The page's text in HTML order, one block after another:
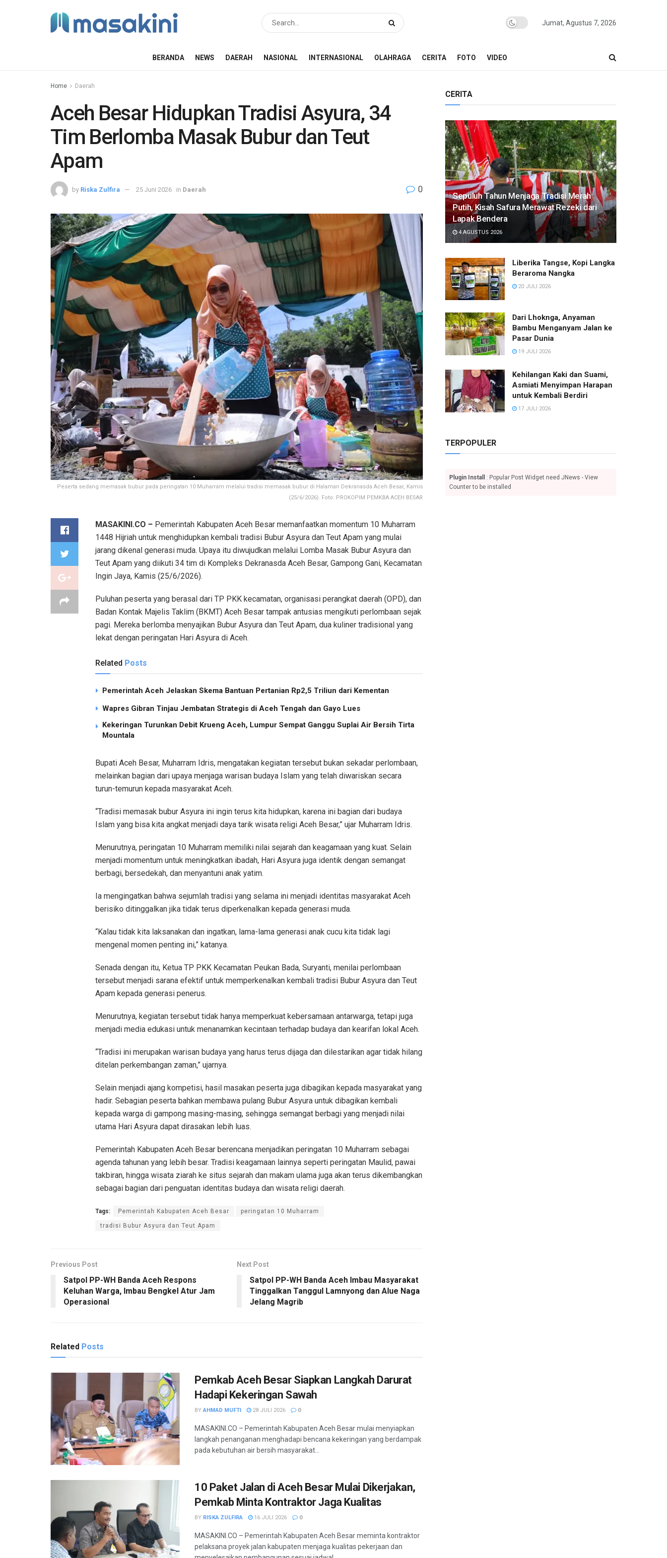
Jumat, Agustus 7, 2026
BERANDA NEWS DAERAH NASIONAL INTERNASIONAL OLAHRAGA CERITA FOTO VIDEO
Home Daerah
Aceh Besar Hidupkan Tradisi Asyura, 34
Tim Berlomba Masak Bubur dan Teut
Apam
by Riska Zulfira 25 Juni 2026 in Daerah 0
Peserta sedang memasak bubur pada peringatan 10 Muharram melalui tradisi memasak bubur di Halaman Dekranasda Aceh Besar, Kamis
(25/6/2026). Foto: PROKOPIM PEMKBA ACEH BESAR
MASAKINI.CO – Pemerintah Kabupaten Aceh Besar memanfaatkan momentum 10 Muharram
1448 Hijriah untuk menghidupkan kembali tradisi Bubur Asyura dan Teut Apam yang mulai
jarang dikenal generasi muda. Upaya itu diwujudkan melalui Lomba Masak Bubur Asyura dan
Teut Apam yang diikuti 34 tim di Kompleks Dekranasda Aceh Besar, Gampong Gani, Kecamatan
Ingin Jaya, Kamis (25/6/2026).
Puluhan peserta yang berasal dari TP PKK kecamatan, organisasi perangkat daerah (OPD), dan
Badan Kontak Majelis Taklim (BKMT) Aceh Besar tampak antusias mengikuti perlombaan sejak
pagi. Mereka berlomba menyajikan Bubur Asyura dan Teut Apam, dua kuliner tradisional yang
lekat dengan peringatan Hari Asyura di Aceh.
Related Posts
Pemerintah Aceh Jelaskan Skema Bantuan Pertanian Rp2,5 Triliun dari Kementan
Wapres Gibran Tinjau Jembatan Strategis di Aceh Tengah dan Gayo Lues
Kekeringan Turunkan Debit Krueng Aceh, Lumpur Sempat Ganggu Suplai Air Bersih Tirta
Mountala
Bupati Aceh Besar, Muharram Idris, mengatakan kegiatan tersebut bukan sekadar perlombaan,
melainkan bagian dari upaya menjaga warisan budaya Islam yang telah diwariskan secara
turun-temurun kepada masyarakat Aceh.
“Tradisi memasak bubur Asyura ini ingin terus kita hidupkan, karena ini bagian dari budaya
Islam yang bisa kita angkat menjadi daya tarik wisata religi Aceh Besar,” ujar Muharram Idris.
Menurutnya, peringatan 10 Muharram memiliki nilai sejarah dan keagamaan yang kuat. Selain
menjadi momentum untuk meningkatkan ibadah, Hari Asyura juga identik dengan semangat
berbagi, bersedekah, dan menyantuni anak yatim.
Ia mengingatkan bahwa sejumlah tradisi yang selama ini menjadi identitas masyarakat Aceh
berisiko ditinggalkan jika tidak terus diperkenalkan kepada generasi muda.
“Kalau tidak kita laksanakan dan ingatkan, lama-lama generasi anak cucu kita tidak lagi
mengenal momen penting ini,” katanya.
Senada dengan itu, Ketua TP PKK Kecamatan Peukan Bada, Suryanti, menilai perlombaan
tersebut menjadi sarana efektif untuk memperkenalkan kembali tradisi Bubur Asyura dan Teut
Apam kepada generasi penerus.
Menurutnya, kegiatan tersebut tidak hanya memperkuat kebersamaan antarwarga, tetapi juga
menjadi media edukasi untuk menanamkan kecintaan terhadap budaya dan kearifan lokal Aceh.
“Tradisi ini merupakan warisan budaya yang harus terus dijaga dan dilestarikan agar tidak hilang
ditelan perkembangan zaman,” ujarnya.
Selain menjadi ajang kompetisi, hasil masakan peserta juga dibagikan kepada masyarakat yang
hadir. Sebagian peserta bahkan membawa pulang Bubur Asyura untuk dibagikan kembali
kepada warga di gampong masing-masing, sehingga semangat berbagi yang menjadi nilai
utama Hari Asyura dapat dirasakan lebih luas.
Pemerintah Kabupaten Aceh Besar berencana menjadikan peringatan 10 Muharram sebagai
agenda tahunan yang lebih besar. Tradisi keagamaan lainnya seperti peringatan Maulid, pawai
takbiran, hingga wisata ziarah ke situs sejarah dan makam ulama juga akan terus dikembangkan
sebagai bagian dari penguatan identitas budaya dan wisata religi daerah.
Tags: Pemerintah Kabupaten Aceh Besar peringatan 10 Muharram
tradisi Bubur Asyura dan Teut Apam
Previous Post
Satpol PP-WH Banda Aceh Respons
Keluhan Warga, Imbau Bengkel Atur Jam
Operasional
Next Post
Satpol PP-WH Banda Aceh Imbau Masyarakat
Tinggalkan Tanggul Lamnyong dan Alue Naga
Jelang Magrib
Related Posts
Pemkab Aceh Besar Siapkan Langkah Darurat
Hadapi Kekeringan Sawah
BY AHMAD MUFTI 28 JULI 2026 0
MASAKINI.CO – Pemerintah Kabupaten Aceh Besar mulai menyiapkan
langkah penanganan menghadapi bencana kekeringan yang berdampak
pada kebutuhan air bersih masyarakat...
10 Paket Jalan di Aceh Besar Mulai Dikerjakan,
Pemkab Minta Kontraktor Jaga Kualitas
BY RISKA ZULFIRA 16 JULI 2026 0
MASAKINI.CO – Pemerintah Kabupaten Aceh Besar meminta kontraktor
pelaksana proyek jalan kabupaten menjaga kualitas pekerjaan dan
CERITA
Sepuluh Tahun Menjaga Tradisi Merah
Putih, Kisah Safura Merawat Rezeki dari
Lapak Bendera
4 AGUSTUS 2026
Liberika Tangse, Kopi Langka
Beraroma Nangka
20 JULI 2026
Dari Lhoknga, Anyaman
Bambu Menganyam Jalan ke
Pasar Dunia
19 JULI 2026
Kehilangan Kaki dan Suami,
Asmiati Menyimpan Harapan
untuk Kembali Berdiri
17 JULI 2026
TERPOPULER
Plugin Install
: Popular Post Widget need JNews - View
Counter to be installed